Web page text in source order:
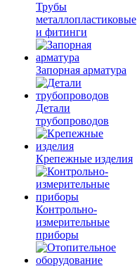
Трубы
металлопластиковые
и фитинги
Запорная арматура
Детали
трубопроводов
Крепежные изделия
Контрольно-
измерительные
приборы